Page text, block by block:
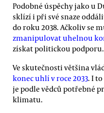
Podobné úspěchy jako u
sklízí i při své snaze
do roku 2038. Ačkoliv se
zmanipulovat uhelnou
získat politickou podporu.
Ve skutečnosti většina
konec uhlí v roce 2033. I
je podle vědců potřebné
klimatu.